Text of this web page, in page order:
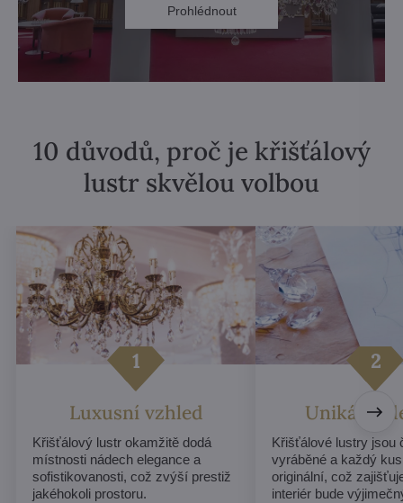
Prohlédnout
10 důvodů, proč je křišťálový
lustr skvělou volbou
Luxusní vzhled
Křišťálový lustr okamžitě dodá
místnosti nádech elegance a
sofistikovanosti, což zvýší prestiž
jakéhokoli prostoru.
Unikátní
Křišťálové lustry jsou
vyráběné a každý
originální, což
interiér bude